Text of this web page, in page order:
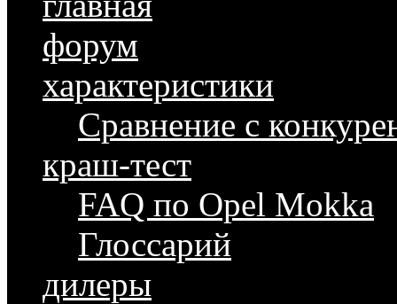
форум
характеристики
Сравнение с
краш-тест
FAQ по Opel Mokka
Глоссарий
дилеры